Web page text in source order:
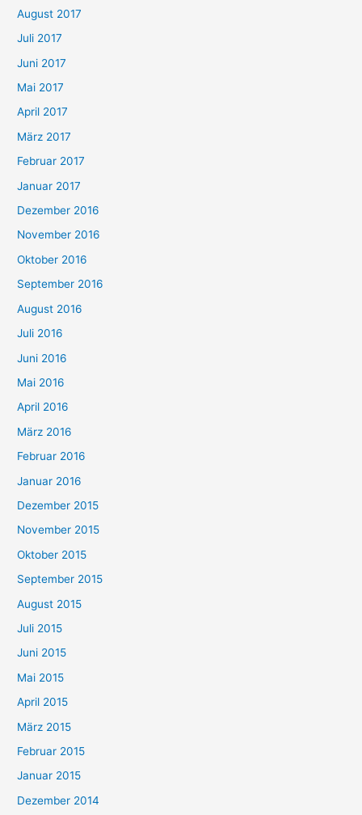
August 2017
Juli 2017
Juni 2017
Mai 2017
April 2017
März 2017
Februar 2017
Januar 2017
Dezember 2016
November 2016
Oktober 2016
September 2016
August 2016
Juli 2016
Juni 2016
Mai 2016
April 2016
März 2016
Februar 2016
Januar 2016
Dezember 2015
November 2015
Oktober 2015
September 2015
August 2015
Juli 2015
Juni 2015
Mai 2015
April 2015
März 2015
Februar 2015
Januar 2015
Dezember 2014